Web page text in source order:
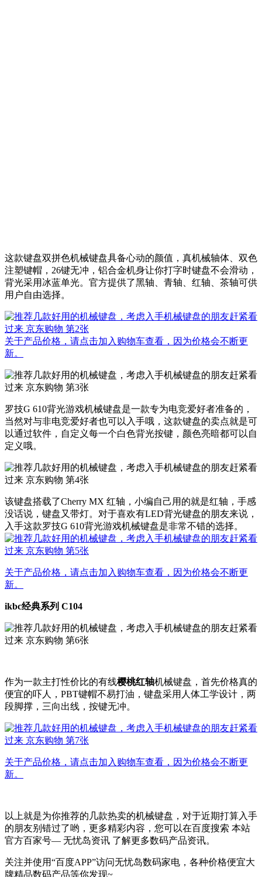
这款键盘双拼色机械键盘具备心动的颜值，真机械轴体、双色
注塑键帽，26键无冲，铝合金机身让你打字时键盘不会滑动，
背光采用冰蓝单光。官方提供了黑轴、青轴、红轴、茶轴可供
用户自由选择。
关于产品价格，请点击加入购物车查看，因为价格会不断更
新。
罗技G 610背光游戏机械键盘是一款专为电竞爱好者准备的，
当然对与非电竞爱好者也可以入手哦，这款键盘的卖点就是可
以通过软件，自定义每一个白色背光按键，颜色亮暗都可以自
定义哦。
该键盘搭载了Cherry MX 红轴，小编自己用的就是红轴，手感
没话说，键盘又带灯。对于喜欢有LED背光键盘的朋友来说，
入手这款罗技G 610背光游戏机械键盘是非常不错的选择。
关于产品价格，请点击加入购物车查看，因为价格会不断更
新。
ikbc经典系列 C104
作为一款主打性价比的有线樱桃红轴机械键盘，首先价格真的
便宜的吓人，PBT键帽不易打油，键盘采用人体工学设计，两
段脚撑，三向出线，按键无冲。
关于产品价格，请点击加入购物车查看，因为价格会不断更
新。
以上就是为你推荐的几款热卖的机械键盘，对于近期打算入手
的朋友别错过了哟，更多精彩内容，您可以在百度搜索 本站
官方百家号— 无忧岛资讯 了解更多数码产品资讯。
关注并使用“百度APP”访问无忧岛数码家电，各种价格便宜大
牌精品数码产品等你发现~